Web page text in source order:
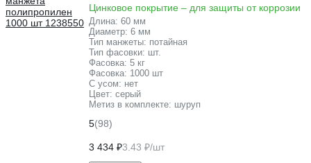
Цинковое покрытие – для защиты от коррозии
Длина: 60 мм
Диаметр: 6 мм
Тип манжеты: потайная
Тип фасовки: шт.
Фасовка: 5 кг
Фасовка: 1000 шт
С усом: нет
Цвет: серый
Метиз в комплекте: шуруп
5(98)
3 434 ₽3.43 ₽/шт